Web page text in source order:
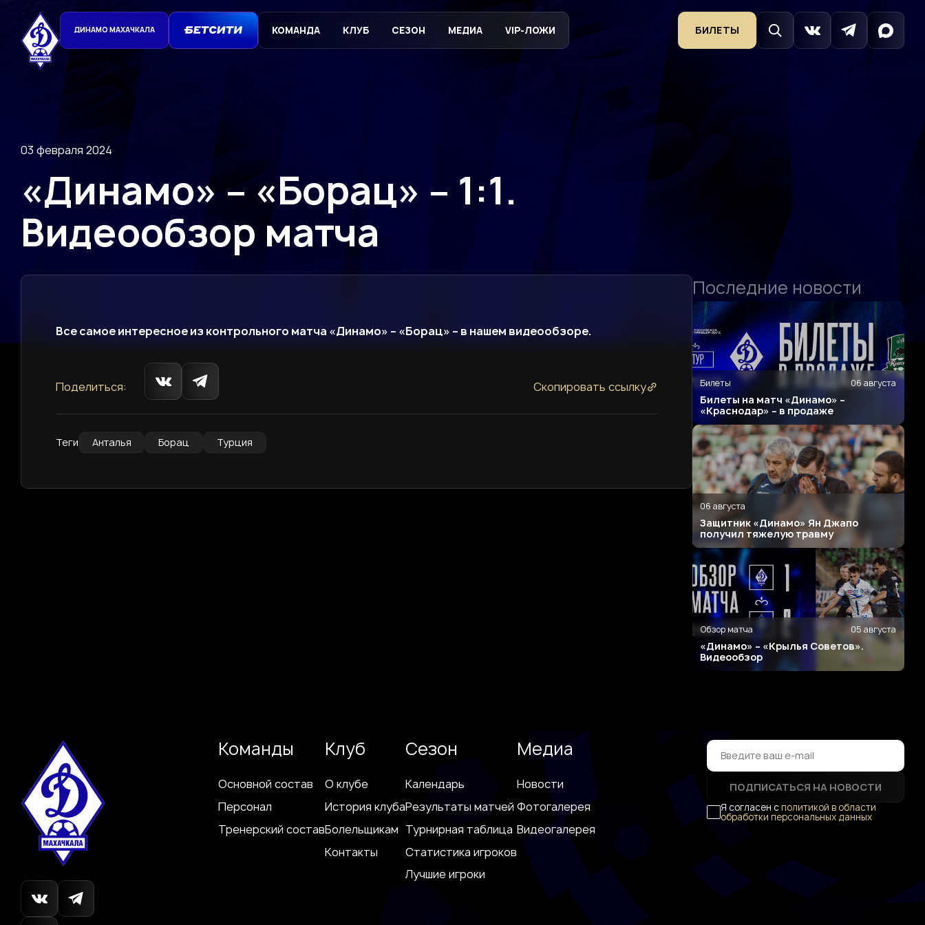
ДИНАМО МАХАЧКАЛА КОМАНДА КЛУБ СЕЗОН МЕДИА VIP-ЛОЖИ БИЛЕТЫ
03 февраля 2024
«Динамо» – «Борац» – 1:1.
Видеообзор матча
Все самое интересное из контрольного матча «Динамо» – «Борац» – в нашем видеообзоре.
Поделиться: Скопировать ссылку
Теги Анталья Борац Турция
Последние новости
Билеты 06 августа
Билеты на матч «Динамо» –
«Краснодар» – в продаже
06 августа
Защитник «Динамо» Ян Джапо
получил тяжелую травму
Обзор матча 05 августа
«Динамо» – «Крылья Советов».
Видеообзор
Команды
Основной состав
Персонал
Тренерский состав
Клуб
О клубе
История клуба
Болельщикам
Контакты
Сезон
Календарь
Результаты матчей
Турнирная таблица
Статистика игроков
Лучшие игроки
Медиа
Новости
Фотогалерея
Видеогалерея
ПОДПИСАТЬСЯ НА НОВОСТИ
Я согласен сполитикой в области
обработки персональных данных